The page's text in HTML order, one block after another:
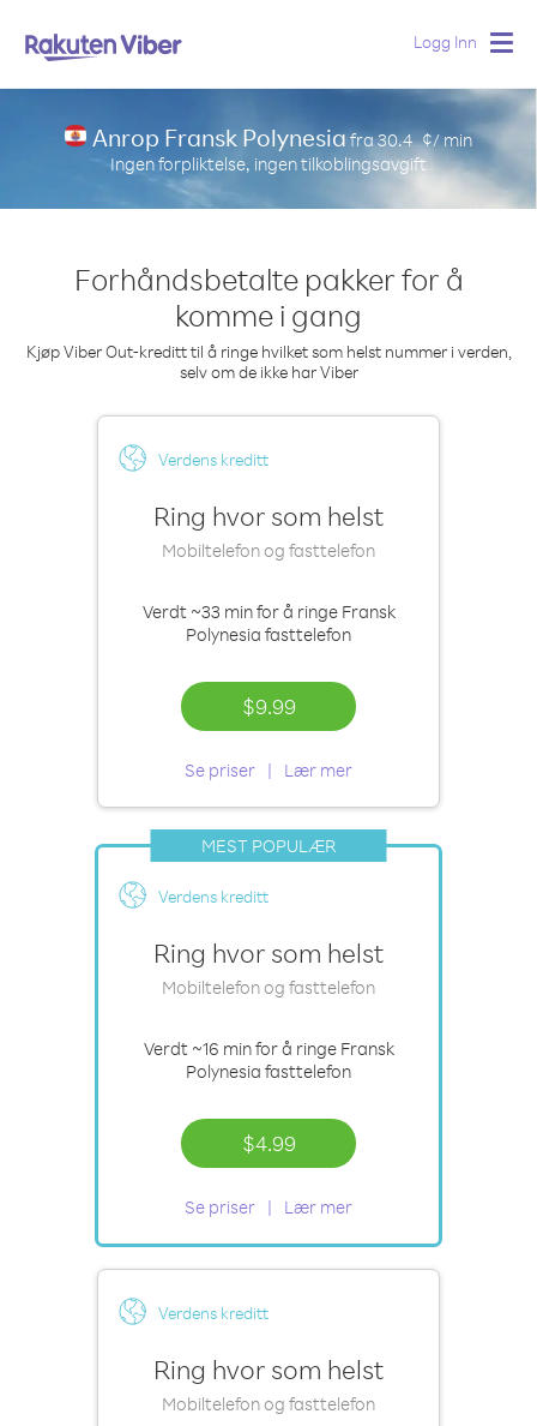
Logg Inn
Anrop Fransk Polynesiafra30.4 ¢/ min
Ingen forpliktelse, ingen tilkoblingsavgift
Forhåndsbetalte pakker for å
komme i gang
Kjøp Viber Out-kreditt til å ringe hvilket som helst nummer i verden,
selv om de ikke har Viber
Verdens kreditt
Ring hvor som helst
Mobiltelefon og fasttelefon
Verdt ~33 minfor å ringe Fransk
Polynesia fasttelefon
$9.99
Se priser Lær mer
MEST POPULÆR
Verdens kreditt
Ring hvor som helst
Mobiltelefon og fasttelefon
Verdt ~16 minfor å ringe Fransk
Polynesia fasttelefon
$4.99
Se priser Lær mer
Verdens kreditt
Ring hvor som helst
Mobiltelefon og fasttelefon